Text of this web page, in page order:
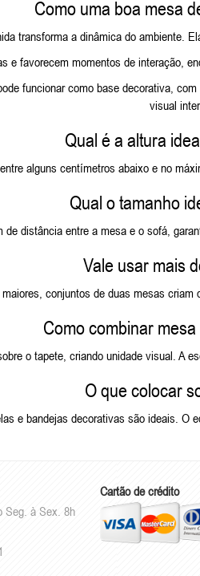
Como uma boa mesa
transforma a dinâmica do ambiente.
e favorecem momentos de interação,
funcionar como base decorativa,
visual
Qual é a altura
alguns centímetros abaixo e no
Qual o tamanho
distância entre a mesa e o sofá,
Vale usar mais
conjuntos de duas mesas criam
Como combinar
o tapete, criando unidade visual. A
O que colocar
e bandejas decorativas são ideais. O
Seg. à Sex. 8h
Cartão de crédito